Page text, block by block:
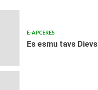
E-APCERES
Es esmu tavs Dievs